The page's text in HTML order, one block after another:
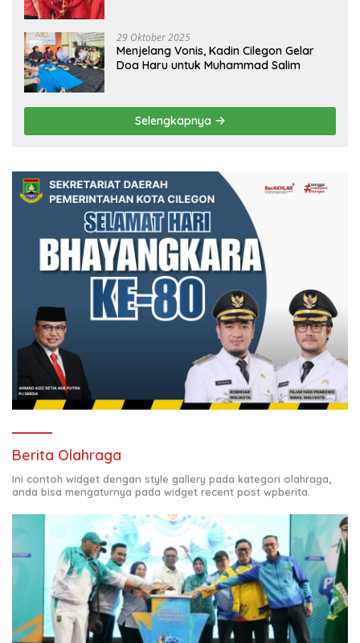
29 Oktober 2025
Menjelang Vonis, Kadin Cilegon Gelar
Doa Haru untuk Muhammad Salim
Selengkapnya
Berita Olahraga
Ini contoh widget dengan style gallery pada kategori olahraga,
anda bisa mengaturnya pada widget recent post wpberita.